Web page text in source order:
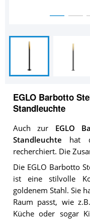
EGLO Barbotto
Standleuchte
Auch zur EGLO
Standleuchte hat
recherchiert. Die
Die EGLO Barbotto
ist eine stilvolle
goldenem Stahl. Sie
Raum passt, wie
Küche oder sogar